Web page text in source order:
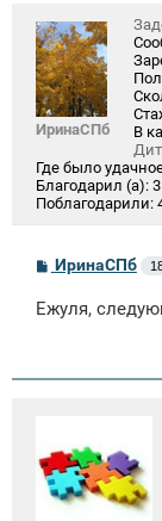
ИринаСПб
В
Где было
Благодарил (а):
Поблагодарили:
С
о
б
и
ИринаСПб
Ежуля,